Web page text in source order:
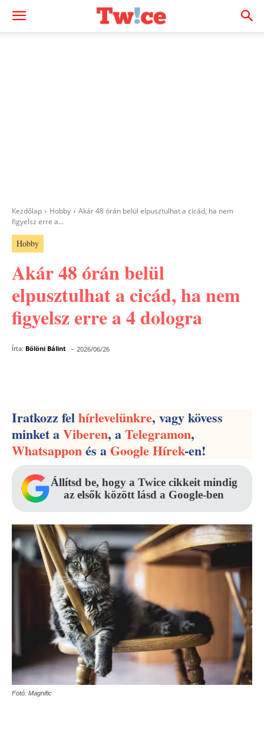
Kezdőlap Hobby
Akár 48 órán belül elpusztulhat a cicád, ha nem
figyelsz erre a...
Hobby
Akár 48 órán belül
elpusztulhat a cicád, ha nem
figyelsz erre a 4 dologra
Írta: Bölöni Bálint - 2026/06/26
Iratkozz felhírlevelünkre, vagy kövess
minket aViberen, aTelegramon,
Whatsapponés aGoogle Hírek-en!
Állítsd be, hogy a Twice cikkeit mindig
az elsők között lásd a Google-ben
Fotó: Magnific